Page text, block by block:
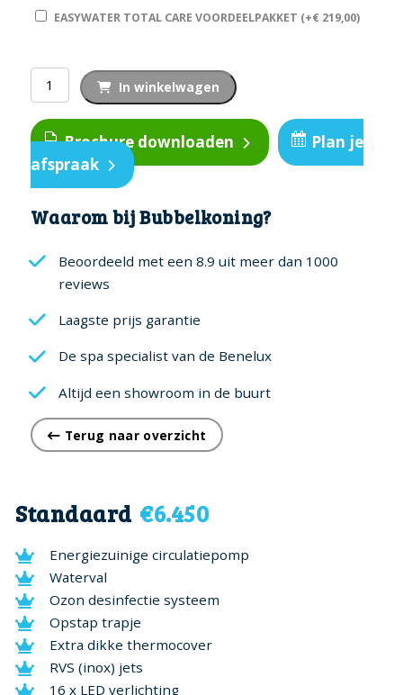
EASYWATER TOTAL CARE VOORDEELPAKKET (+€ 219,00)
Silverline
Special
aantal
In winkelwagen
Brochure downloaden
Plan je
afspraak
Waarom bij Bubbelkoning?
Beoordeeld met een 8.9 uit meer dan 1000
reviews
Laagste prijs garantie
De spa specialist van de Benelux
Altijd een showroom in de buurt
Terug naar overzicht
Standaard €6.450
Energiezuinige circulatiepomp
Waterval
Ozon desinfectie systeem
Opstap trapje
Extra dikke thermocover
RVS (inox) jets
16 x LED verlichting